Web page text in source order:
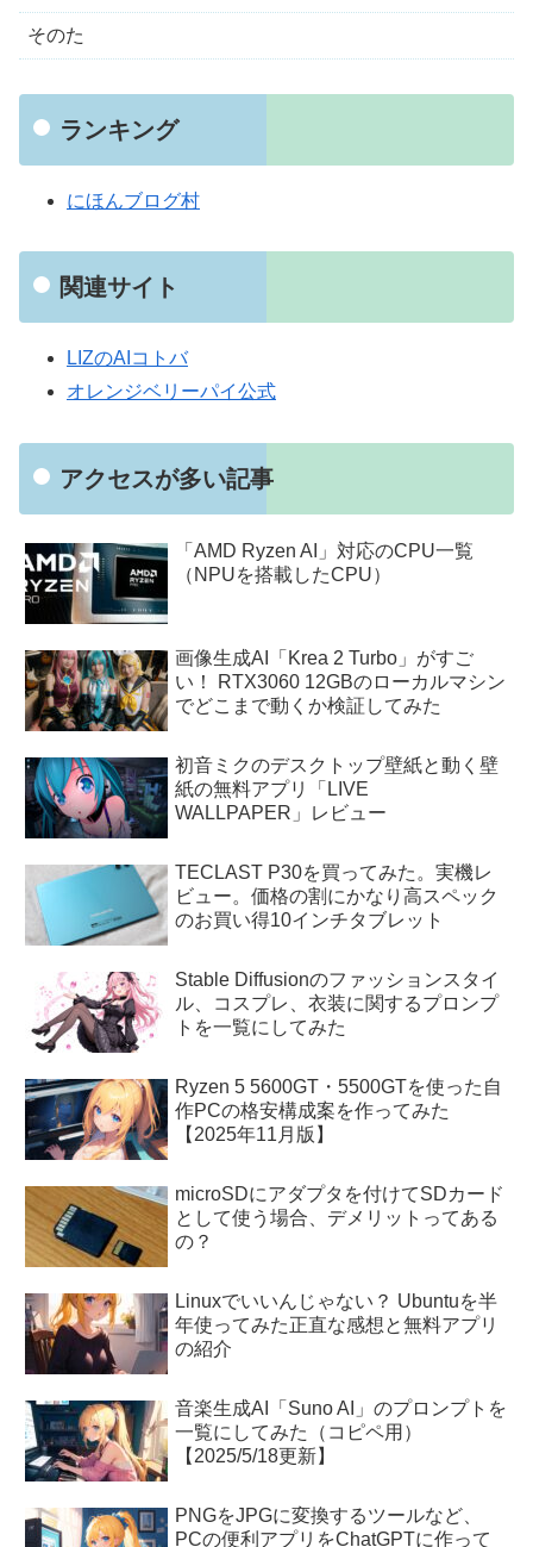
そのた
ランキング
にほんブログ村
関連サイト
LIZのAIコトバ
オレンジベリーパイ公式
アクセスが多い記事
「AMD Ryzen AI」対応のCPU一覧
（NPUを搭載したCPU）
画像生成AI「Krea 2 Turbo」がすご
い！ RTX3060 12GBのローカルマシン
でどこまで動くか検証してみた
初音ミクのデスクトップ壁紙と動く壁
紙の無料アプリ「LIVE
WALLPAPER」レビュー
TECLAST P30を買ってみた。実機レ
ビュー。価格の割にかなり高スペック
のお買い得10インチタブレット
Stable Diffusionのファッションスタイ
ル、コスプレ、衣装に関するプロンプ
トを一覧にしてみた
Ryzen 5 5600GT・5500GTを使った自
作PCの格安構成案を作ってみた
【2025年11月版】
microSDにアダプタを付けてSDカード
として使う場合、デメリットってある
の？
Linuxでいいんじゃない？ Ubuntuを半
年使ってみた正直な感想と無料アプリ
の紹介
音楽生成AI「Suno AI」のプロンプトを
一覧にしてみた（コピペ用）
【2025/5/18更新】
PNGをJPGに変換するツールなど、
PCの便利アプリをChatGPTに作って